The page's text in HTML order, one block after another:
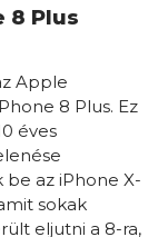
8 Plus
Apple
8 Plus. Ez
éves
az iPhone X-
sokak
eljutni a 8-ra,